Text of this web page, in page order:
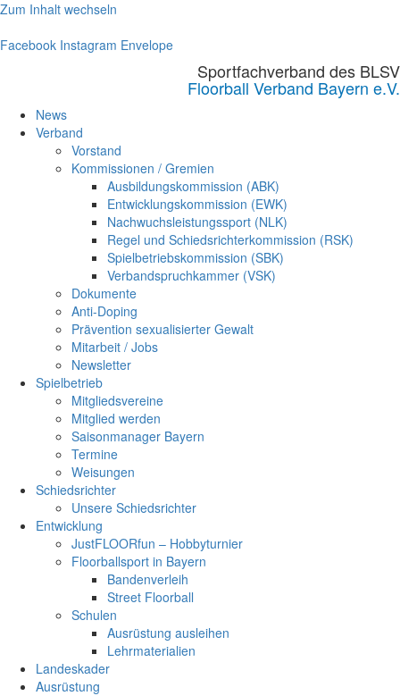
Zum Inhalt wechseln
Facebook Instagram Envelope
Sportfachverband des BLSV
Floorball Verband Bayern e.V.
News
Verband
Vorstand
Kommissionen / Gremien
Ausbildungskommission (ABK)
Entwicklungskommission (EWK)
Nachwuchsleistungssport (NLK)
Regel und Schiedsrichterkommission (RSK)
Spielbetriebskommission (SBK)
Verbandspruchkammer (VSK)
Dokumente
Anti-Doping
Prävention sexualisierter Gewalt
Mitarbeit / Jobs
Newsletter
Spielbetrieb
Mitgliedsvereine
Mitglied werden
Saisonmanager Bayern
Termine
Weisungen
Schiedsrichter
Unsere Schiedsrichter
Entwicklung
JustFLOORfun – Hobbyturnier
Floorballsport in Bayern
Bandenverleih
Street Floorball
Schulen
Ausrüstung ausleihen
Lehrmaterialien
Landeskader
Ausrüstung